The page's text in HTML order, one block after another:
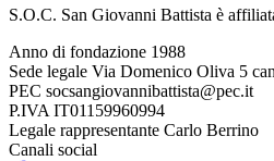
S.O.C. San Giovanni Battista è
Anno di fondazione 1988
Sede legale Via Domenico Oliva 5
PEC socsangiovannibattista@pec.it
P.IVA IT01159960994
Legale rappresentante Carlo Berrino
Canali social